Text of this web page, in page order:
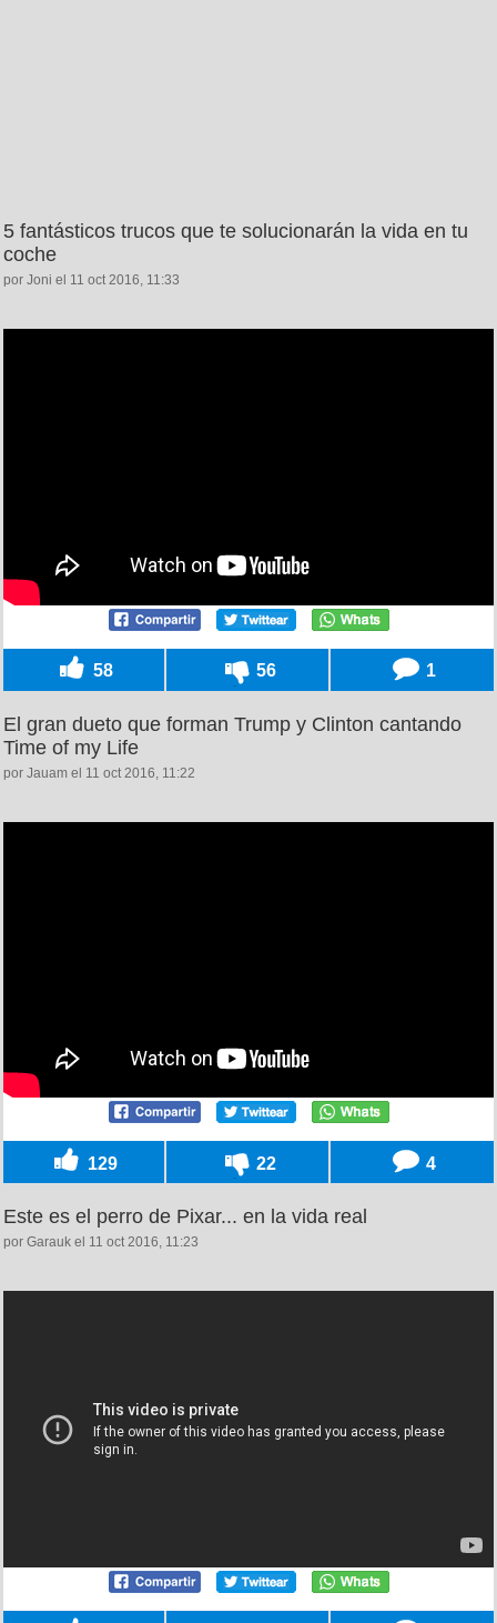
5 fantásticos trucos que te solucionarán la vida en tu
coche
por Joni el 11 oct 2016, 11:33
58 56 1
El gran dueto que forman Trump y Clinton cantando
Time of my Life
por Jauam el 11 oct 2016, 11:22
129 22 4
Este es el perro de Pixar... en la vida real
por Garauk el 11 oct 2016, 11:23